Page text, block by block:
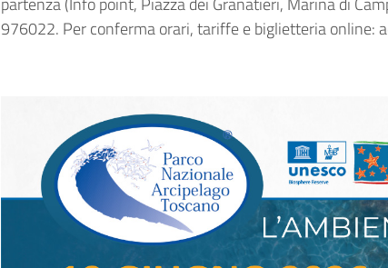
976022. Per conferma orari, tariffe e biglietteria online: